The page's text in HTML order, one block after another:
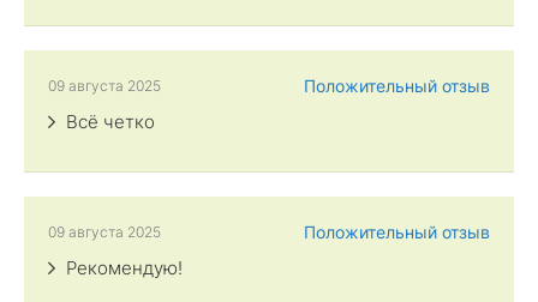
Положительный отзыв
09 августа 2025
Всё четко
Положительный отзыв
09 августа 2025
Рекомендую!